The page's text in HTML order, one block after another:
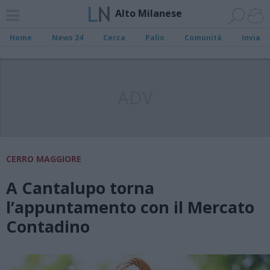
Alto Milanese
Home News 24 Cerca Palio Comunità Invia
CERRO MAGGIORE
A Cantalupo torna
l’appuntamento con il Mercato
Contadino